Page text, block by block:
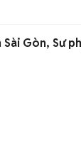
Gòn, Sư